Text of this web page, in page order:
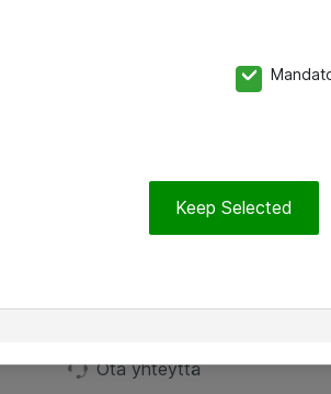
Ota yhteyttä
Keep Selected